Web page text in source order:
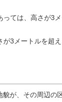
ては、高さが3
3メートルを超
が、その周辺の